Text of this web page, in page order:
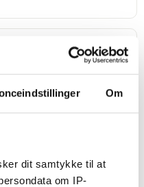
Om
dit samtykke til at
om IP-